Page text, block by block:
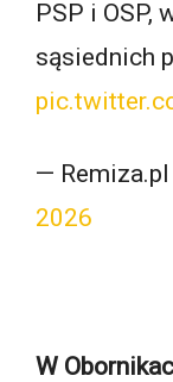
PSP i OSP,
sąsiednich
—
2026
W